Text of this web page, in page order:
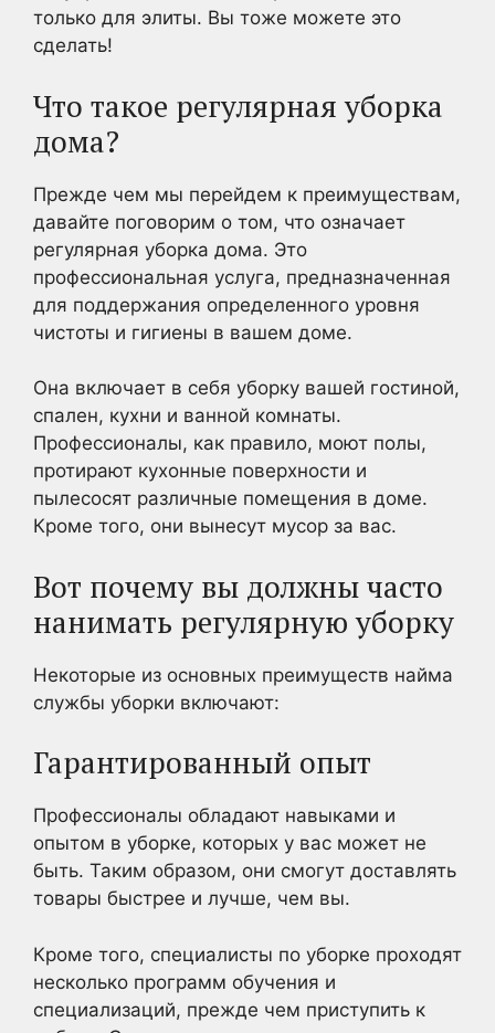
только для элиты. Вы тоже можете это
сделать!
Что такое регулярная уборка
дома?
Прежде чем мы перейдем к преимуществам,
давайте поговорим о том, что означает
регулярная уборка дома. Это
профессиональная услуга, предназначенная
для поддержания определенного уровня
чистоты и гигиены в вашем доме.
Она включает в себя уборку вашей гостиной,
спален, кухни и ванной комнаты.
Профессионалы, как правило, моют полы,
протирают кухонные поверхности и
пылесосят различные помещения в доме.
Кроме того, они вынесут мусор за вас.
Вот почему вы должны часто
нанимать регулярную уборку
Некоторые из основных преимуществ найма
службы уборки включают:
Гарантированный опыт
Профессионалы обладают навыками и
опытом в уборке, которых у вас может не
быть. Таким образом, они смогут доставлять
товары быстрее и лучше, чем вы.
Кроме того, специалисты по уборке проходят
несколько программ обучения и
специализаций, прежде чем приступить к